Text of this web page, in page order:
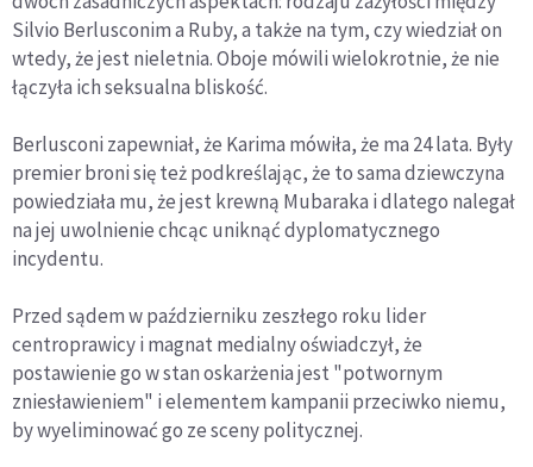
Silvio Berlusconim a Ruby, a także na tym, czy wiedział on
wtedy, że jest nieletnia. Oboje mówili wielokrotnie, że nie
łączyła ich seksualna bliskość.
Berlusconi zapewniał, że Karima mówiła, że ma 24 lata. Były
premier broni się też podkreślając, że to sama dziewczyna
powiedziała mu, że jest krewną Mubaraka i dlatego nalegał
na jej uwolnienie chcąc uniknąć dyplomatycznego
incydentu.
Przed sądem w październiku zeszłego roku lider
centroprawicy i magnat medialny oświadczył, że
postawienie go w stan oskarżenia jest "potwornym
zniesławieniem" i elementem kampanii przeciwko niemu,
by wyeliminować go ze sceny politycznej.